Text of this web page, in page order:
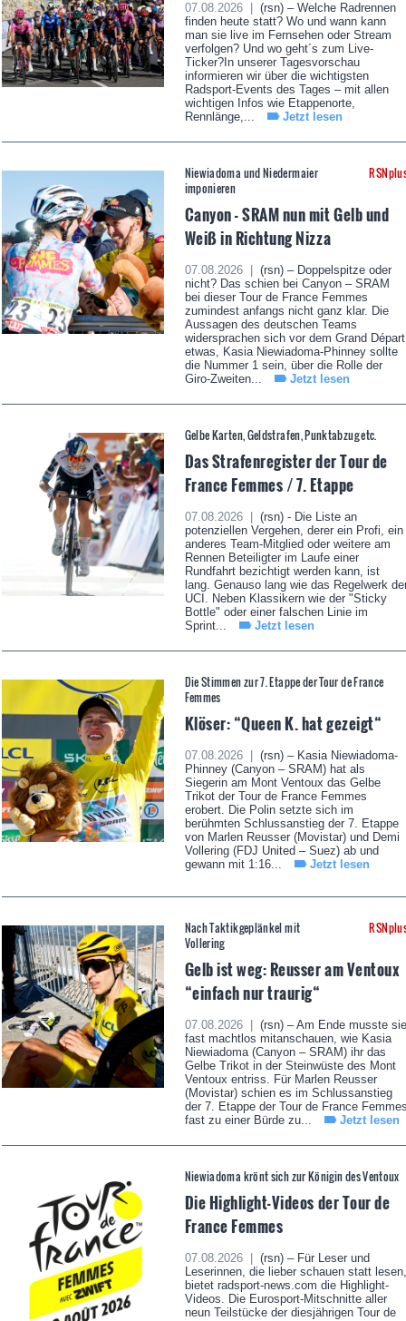
07.08.2026 |
(rsn) – Welche Radrennen
finden heute statt? Wo und wann kann
man sie live im Fernsehen oder Stream
verfolgen? Und wo geht´s zum Live-
Ticker?In unserer Tagesvorschau
informieren wir über die wichtigsten
Radsport-Events des Tages – mit allen
wichtigen Infos wie Etappenorte,
Rennlänge,...
Jetzt lesen
Niewiadoma und Niedermaier
imponieren
Canyon - SRAM nun mit Gelb und
Weiß in Richtung Nizza
07.08.2026 |
(rsn) – Doppelspitze oder
nicht? Das schien bei Canyon – SRAM
bei dieser Tour de France Femmes
zumindest anfangs nicht ganz klar. Die
Aussagen des deutschen Teams
widersprachen sich vor dem Grand Départ
etwas, Kasia Niewiadoma-Phinney sollte
die Nummer 1 sein, über die Rolle der
Giro-Zweiten...
Jetzt lesen
Gelbe Karten, Geldstrafen, Punktabzug etc.
Das Strafenregister der Tour de
France Femmes / 7. Etappe
07.08.2026 |
(rsn) - Die Liste an
potenziellen Vergehen, derer ein Profi, ein
anderes Team-Mitglied oder weitere am
Rennen Beteiligter im Laufe einer
Rundfahrt bezichtigt werden kann, ist
lang. Genauso lang wie das Regelwerk
UCI. Neben Klassikern wie der "Sticky
Bottle" oder einer falschen Linie im
Sprint...
Jetzt lesen
Die Stimmen zur 7. Etappe der Tour de France
Femmes
Klöser: “Queen K. hat gezeigt“
07.08.2026 |
(rsn) – Kasia Niewiadoma-
Phinney (Canyon – SRAM) hat als
Siegerin am Mont Ventoux das Gelbe
Trikot der Tour de France Femmes
erobert. Die Polin setzte sich im
berühmten Schlussanstieg der 7. Etappe
von Marlen Reusser (Movistar) und Demi
Vollering (FDJ United – Suez) ab und
gewann mit 1:16...
Jetzt lesen
Nach Taktikgeplänkel mit
Vollering
Gelb ist weg: Reusser am Ventoux
“einfach nur traurig“
07.08.2026 |
(rsn) – Am Ende musste sie
fast machtlos mitanschauen, wie Kasia
Niewiadoma (Canyon – SRAM) ihr das
Gelbe Trikot in der Steinwüste des Mont
Ventoux entriss. Für Marlen Reusser
(Movistar) schien es im Schlussanstieg
der 7. Etappe der Tour de France
fast zu einer Bürde zu...
Jetzt lesen
Niewiadoma krönt sich zur Königin des Ventoux
Die Highlight-Videos der Tour de
France Femmes
07.08.2026 |
(rsn) – Für Leser und
Leserinnen, die lieber schauen statt lesen,
bietet radsport-news.com die Highlight-
Videos. Die Eurosport-Mitschnitte aller
neun Teilstücke der diesjährigen Tour de